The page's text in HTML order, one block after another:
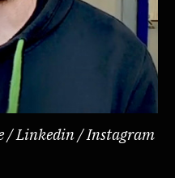
/ Linkedin / Instagram